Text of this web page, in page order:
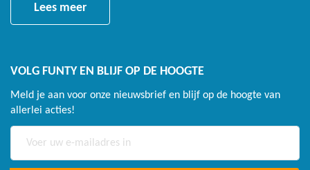
Lees meer
VOLG FUNTY EN BLIJF OP DE HOOGTE
Meld je aan voor onze nieuwsbrief en blijf op de hoogte van
allerlei acties!
op